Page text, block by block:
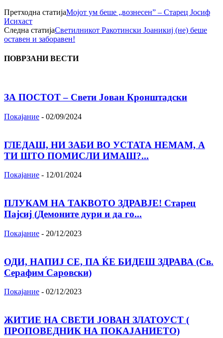
Претходна статијаМојот ум беше „вознесен” – Старец Јосиф
Исихаст
Следна статијаСветилникот Ракотински Јоаникиј (не) беше
оставен и заборавен!
ПОВРЗАНИ ВЕСТИ
ЗА ПОСТОТ – Свети Јован Кронштадски
Покајание - 02/09/2024
ГЛЕДАШ, НИ ЗАБИ ВО УСТАТА НЕМАМ, А
ТИ ШТО ПОМИСЛИ ИМАШ?...
Покајание - 12/01/2024
ПЛУКАМ НА ТАКВОТО ЗДРАВЈЕ! Старец
Пајсиј (Демоните дури и да го...
Покајание - 20/12/2023
ОДИ, НАПИЈ СЕ, ПА ЌЕ БИДЕШ ЗДРАВА (Св.
Серафим Саровски)
Покајание - 02/12/2023
ЖИТИЕ НА СВЕТИ ЈОВАН ЗЛАТОУСТ (
ПРОПОВЕДНИК НА ПОКАЈАНИЕТО)